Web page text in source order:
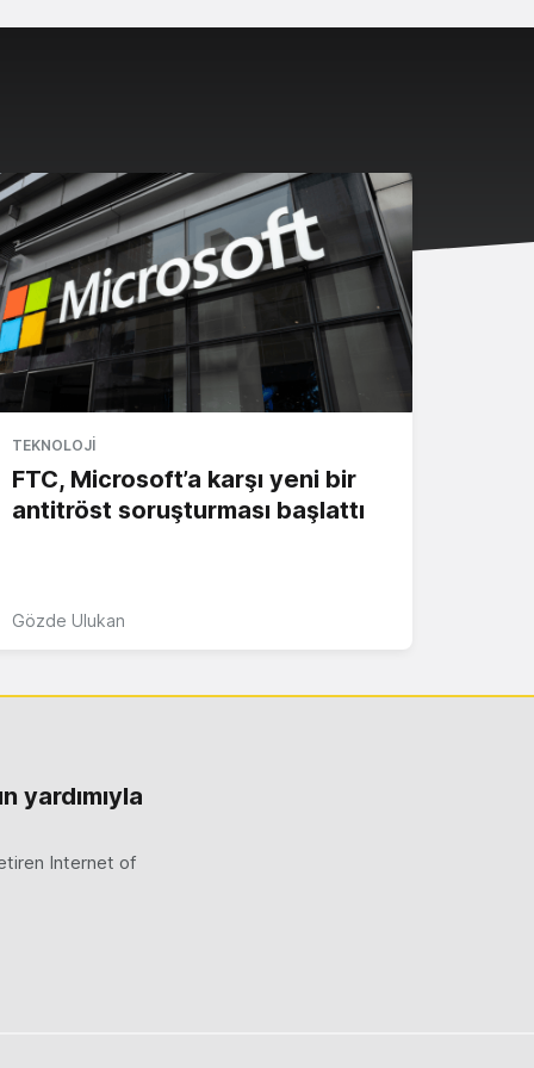
TEKNOLOJI
FTC, Microsoft’a karşı yeni bir
antitröst soruşturması başlattı
Gözde Ulukan
yardımıyla
Internet of